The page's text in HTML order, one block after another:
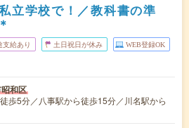
立学校で！／教科書の準
支給あり 土日祝日が休み WEB登録OK
和区
歩5分／八事駅から徒歩15分／川名駅から